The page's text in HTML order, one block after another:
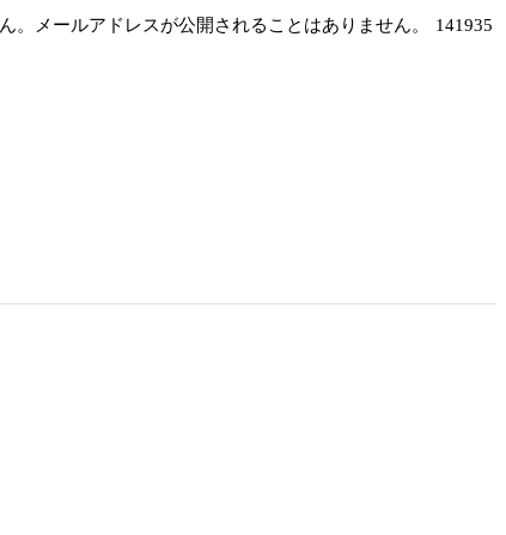
メールアドレスが公開されることはありません。 141935